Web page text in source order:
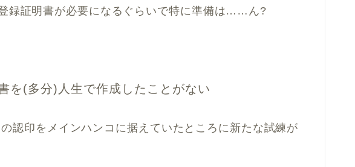
録証明書が必要になるぐらいで特に準備は……ん?
を(多分)人生で作成したことがない
認印をメインハンコに据えていたところに新たな試練が